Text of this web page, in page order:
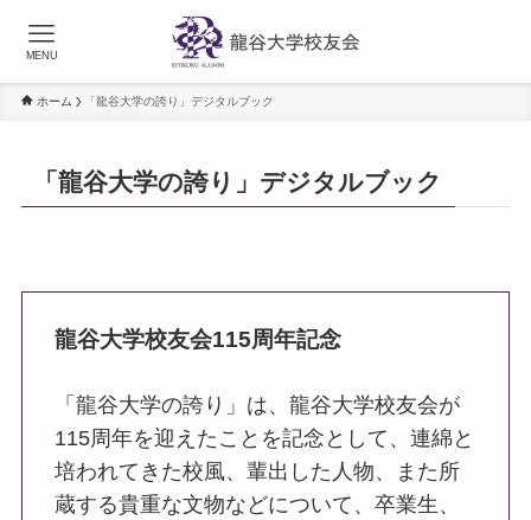
MENU
ホーム 「龍谷大学の誇り」デジタルブック
「龍谷大学の誇り」デジタルブック
龍谷大学校友会115周年記念
「龍谷大学の誇り」は、龍谷大学校友会が
115周年を迎えたことを記念として、連綿と
培われてきた校風、輩出した人物、また所
蔵する貴重な文物などについて、卒業生、